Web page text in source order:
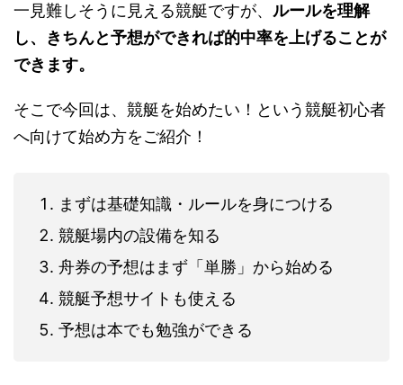
一見難しそうに見える競艇ですが、 ルールを理解
し、きちんと予想ができれば的中率を上げることが
できます。
そこで今回は、競艇を始めたい！という競艇初心者
へ向けて始め方をご紹介！
まずは基礎知識・ルールを身につける
競艇場内の設備を知る
舟券の予想はまず「単勝」から始める
競艇予想サイトも使える
予想は本でも勉強ができる